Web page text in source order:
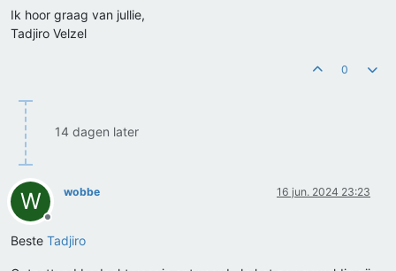
Ik hoor graag van jullie,
Tadjiro Velzel
0
14 dagen later
W
Offline
wobbe 16 jun. 2024 23:23
Beste Tadjiro